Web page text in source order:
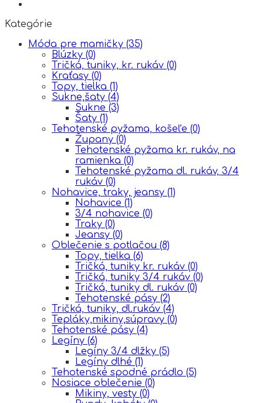
Kategórie
Móda pre mamičky (35)
Blúzky (0)
Tričká, tuniky, kr. rukáv (0)
Kraťasy (0)
Topy, tielka (1)
Sukne,šaty (4)
Sukne (3)
Šaty (1)
Tehotenské pyžama, košeľe (0)
Župany (0)
Tehotenské pyžama kr. rukáv, na
ramienka (0)
Tehotenské pyžama dl. rukáv, 3/4
rukáv (0)
Nohavice, traky, jeansy (1)
Nohavice (1)
3/4 nohavice (0)
Traky (0)
Jeansy (0)
Oblečenie s potlačou (8)
Topy, tielka (6)
Tričká, tuniky kr. rukáv (0)
Tričká, tuniky 3/4 rukáv (0)
Tričká, tuniky dl. rukáv (0)
Tehotenské pásy (2)
Tričká, tuniky, dl.rukáv (4)
Tepláky,mikiny,súpravy (0)
Tehotenské pásy (4)
Legíny (6)
Legíny 3/4 dlžky (5)
Legíny dlhé (1)
Tehotenské spodné prádlo (5)
Nosiace oblečenie (0)
Mikiny, vesty (0)